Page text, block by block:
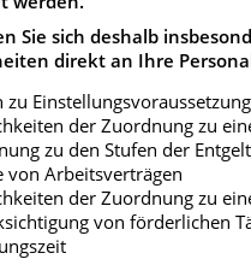
Sie sich deshalb
direkt an Ihre
zu
der Zuordnung zu
zu den Stufen der
von Arbeitsverträgen
der Zuordnung zu
von förderlichen